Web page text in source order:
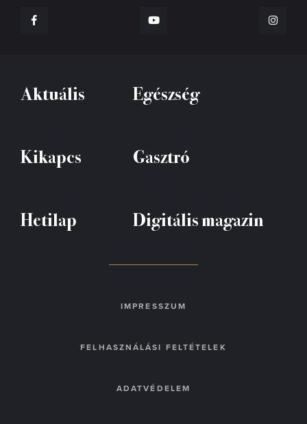
Aktuális Egészség
Kikapcs Gasztró
Hetilap Digitális magazin
IMPRESSZUM
FELHASZNÁLÁSI FELTÉTELEK
ADATVÉDELEM